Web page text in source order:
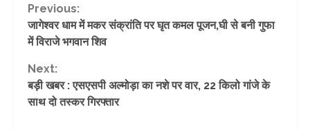
Continue
Reading
Previous:
जागेश्वर धाम में मकर संक्रांति पर घृत कमल पूजन,घी से बनी गुफा
में विराजे भगवान शिव
Next:
बड़ी खबर : एसएसपी अल्मोड़ा का नशे पर वार, 22 किलो गांजे के
साथ दो तस्कर गिरफ्तार